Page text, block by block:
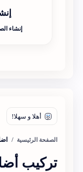
إنشاء
الصفحة الرئيسية
تركيب